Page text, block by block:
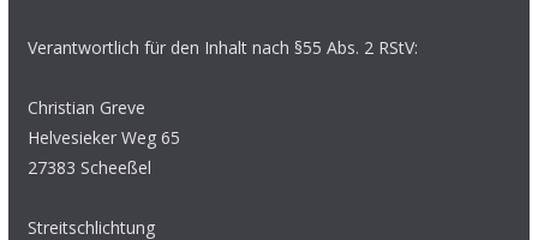
Verantwortlich für den Inhalt nach §55 Abs. 2 RStV:
Christian Greve
Helvesieker Weg 65
27383 Scheeßel
Streitschlichtung